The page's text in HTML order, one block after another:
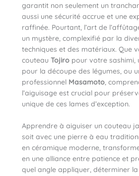
garantit non seulement un
aussi une sécurité accrue et une
raffinée. Pourtant, l’art de
un mystère, complexifié par la
techniques et des matériaux. Que
couteau Tojiro pour votre sashimi,
pour la découpe des légumes, ou
professionnel Masamoto,
l’aiguisage est crucial pour
unique de ces lames d’exception.
Apprendre à aiguiser un couteau
soit avec une pierre à eau
en céramique moderne,
en une alliance entre patience et
quel angle appliquer, déterminer